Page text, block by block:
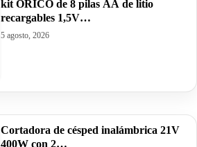
kit ORICO de 8 pilas AA de litio
recargables 1,5V…
5 agosto, 2026
Cortadora de césped inalámbrica 21V
400W con 2…